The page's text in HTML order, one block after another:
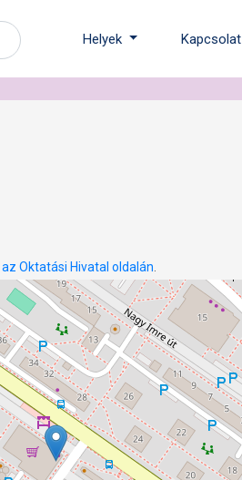
Helyek Kapcsolat
az Oktatási Hivatal oldalán